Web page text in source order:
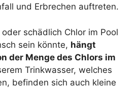
und Erbrechen auftreten.
schädlich Chlor im Pool
sein könnte, hängt
der Menge des Chlors im
Trinkwasser, welches
befinden sich auch kleine